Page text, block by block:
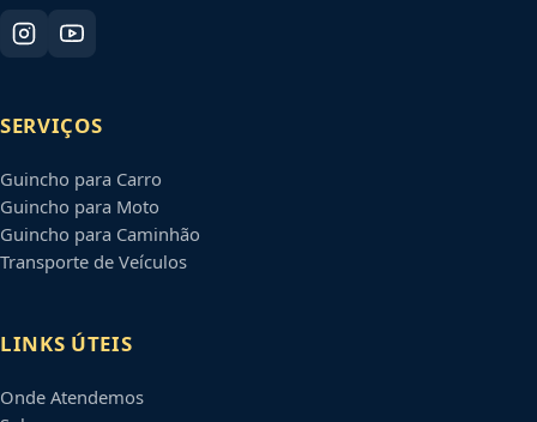
SERVIÇOS
Guincho para Carro
Guincho para Moto
Guincho para Caminhão
Transporte de Veículos
LINKS ÚTEIS
Onde Atendemos